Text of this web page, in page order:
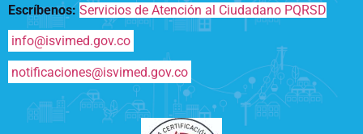
Escríbenos: Servicios de Atención al Ciudadano PQRSD
info@isvimed.gov.co
notificaciones@isvimed.gov.co